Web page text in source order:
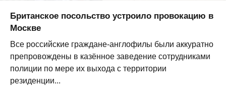
Британское посольство устроило провокацию в
Москве
Все российские граждане-англофилы были аккуратно
препровождены в казённое заведение сотрудниками
полиции по мере их выхода с территории
резиденции...